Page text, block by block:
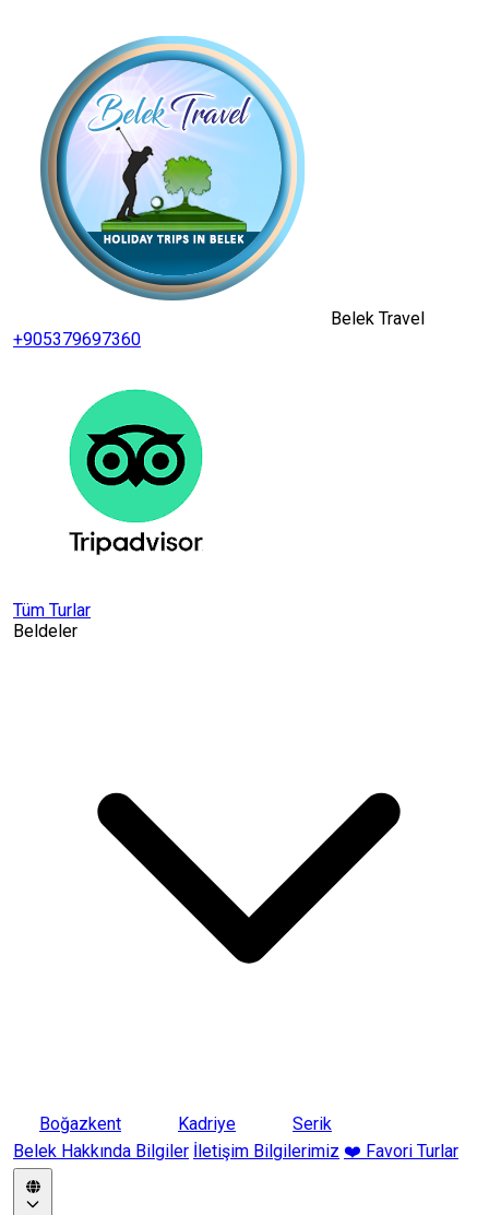
Belek Travel
+905379697360
Tüm Turlar
Beldeler
Boğazkent Kadriye
Serik
Belek Hakkında Bilgiler İletişim Bilgilerimiz ❤️ Favori Turlar